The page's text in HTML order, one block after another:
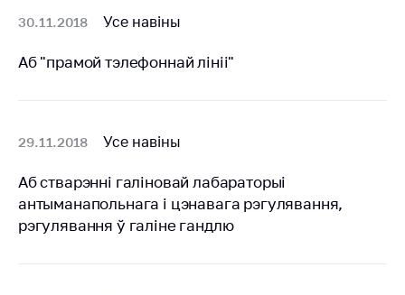
гаспадарчых
займаюць
рэестр суб'eктаў
натуральных
манаполій
30.11.2018 Усе навіны
Аб "прамой тэлефоннай лініі"
29.11.2018 Усе навіны
Аб стварэнні галіновай лабараторыі
антыманапольнага і цэнавага рэгулявання,
рэгулявання ў галіне гандлю